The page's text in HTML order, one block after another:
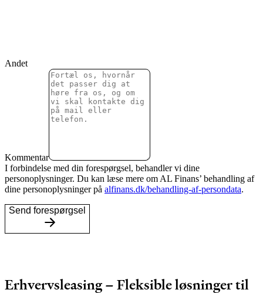
Andet
Kommentar
Send forespørgsel
I forbindelse med din forespørgsel, behandler vi dine
personoplysninger. Du kan læse mere om AL Finans’ behandling af
dine personoplysninger på alfinans.dk/behandling-af-persondata.
Erhvervsleasing – Fleksible løsninger til